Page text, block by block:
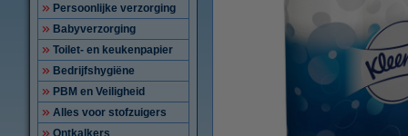
Persoonlijke verzorging
Babyverzorging
Toilet- en keukenpapier
Bedrijfshygiëne
PBM en Veiligheid
Alles voor stofzuigers
Ontkalkers